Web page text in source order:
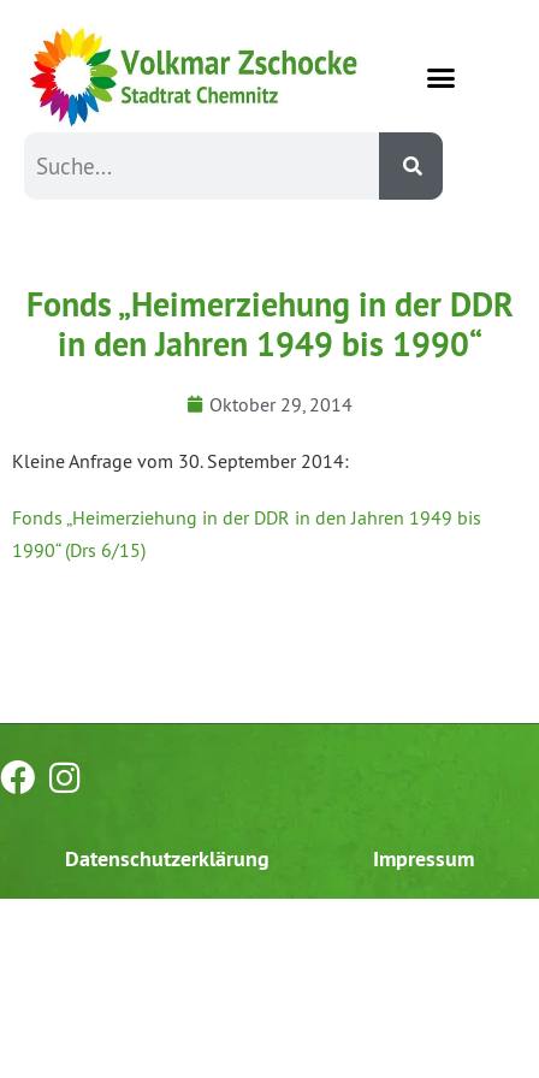
Fonds „Heimerziehung in der DDR
in den Jahren 1949 bis 1990“
Oktober 29, 2014
Kleine Anfrage vom 30. September 2014:
Fonds „Heimerziehung in der DDR in den Jahren 1949 bis
1990“ (Drs 6/15)
Datenschutzerklärung Impressum